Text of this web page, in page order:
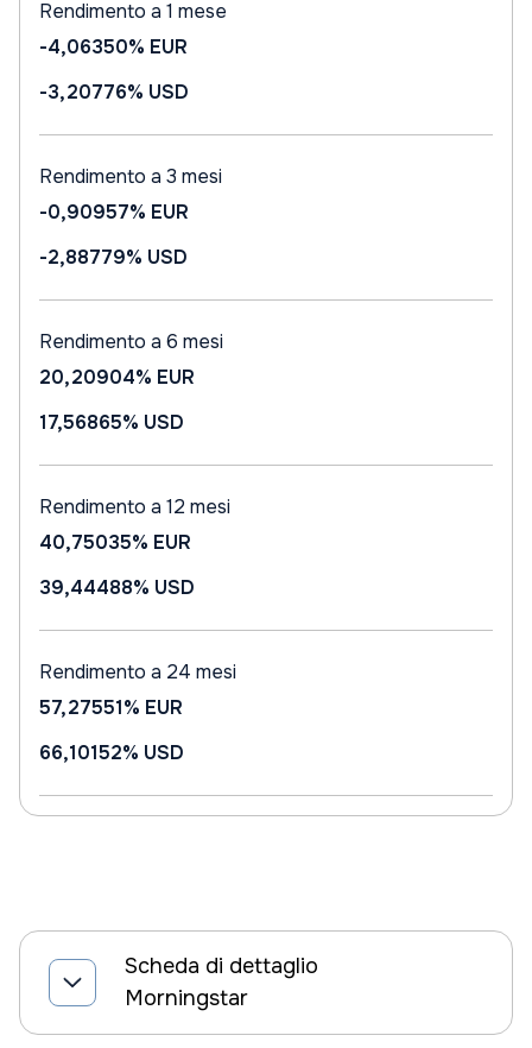
Rendimento a 1 mese
-4,06350% EUR
-3,20776% USD
Rendimento a 3 mesi
-0,90957% EUR
-2,88779% USD
Rendimento a 6 mesi
20,20904% EUR
17,56865% USD
Rendimento a 12 mesi
40,75035% EUR
39,44488% USD
Rendimento a 24 mesi
57,27551% EUR
66,10152% USD
Scheda di dettaglio
Morningstar